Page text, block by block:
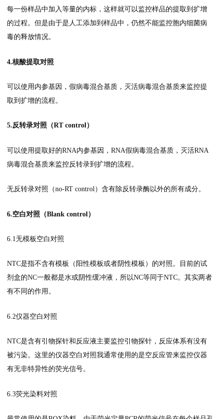
每一份样品中加入等量的内标，这样就可以监控样品的提取到扩增
的过程。但是由于是人工添加到样品中，仍然不能监控胞内细菌病
毒的释放情况。
4.核酸提取对照
可以使用内参基因，假病毒混合基质，灭活病毒混合基质来监控提
取到扩增的流程。
5.反转录对照（RT control）
可以使用提取好的RNA内参基因，RNA假病毒混合基质，灭活RNA
病毒混合基质来监控反转录到扩增的流程。
无反转录对照（no-RT control）含有除反转录酶以外的所有成分。
6.空白对照（Blank control）
6.1无模板空白对照
NTC是指不含有模板（阳性模板或者阴性模板）的对照。目前的试
剂盒的NC一般都是水或阴性缓冲液，所以NC等同于NTC。其实两者
有不同的作用。
6.2仪器空白对照
NTC是含有引物探针和反应液主要监控引物探针，反应体系有没有
被污染。这里的仪器空白对照我通常使用的是空反应管来监控仪器
有无非特异性的荧光信号。
6.3荧光染料对照